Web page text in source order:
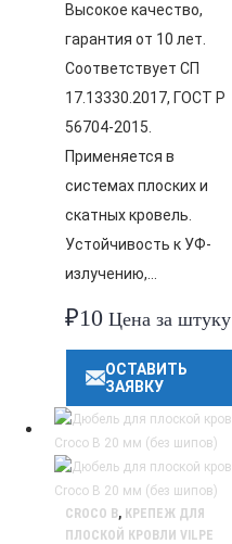
Высокое качество,
гарантия от 10 лет.
Соответствует СП
17.13330.2017, ГОСТ Р
56704-2015.
Применяется в
системах плоских и
скатных кровель.
Устойчивость к УФ-
излучению,…
₽10 Цена за штуку
ОСТАВИТЬ
ЗАЯВКУ
CROCO B, КРЕПЕЖ ДЛЯ
ПЛОСКОЙ КРОВЛИ VILPE